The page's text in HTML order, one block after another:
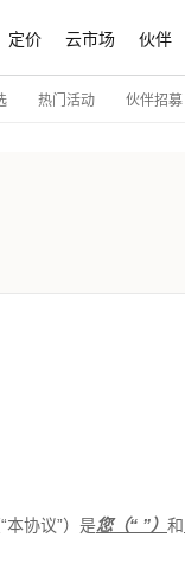
定价 云市场 伙伴
热门活动 伙伴招募
“本协议”）是您（“ ”） 和